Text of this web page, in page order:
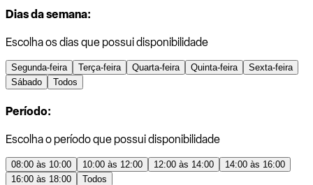
Dias da semana:
Escolha os dias que possui disponibilidade
Segunda-feira Terça-feira Quarta-feira Quinta-feira
Sexta-feira
Sábado
Todos
Período:
Escolha o período que possui disponibilidade
08:00 às 10:00 10:00 às 12:00 12:00 às 14:00
14:00 às 16:00
16:00 às 18:00
Todos